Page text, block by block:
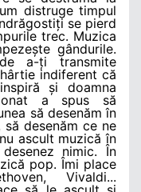
distruge timpul
se pierd
trec. Muzica
gândurile.
a-ți transmite
indiferent că
și doamna
a spus să
să desenăm în
desenăm ce ne
ascult muzică în
nimic. În
pop. Îmi place
Vivaldi...